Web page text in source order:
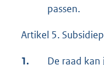
passen.
Artikel 5.
1. De raad